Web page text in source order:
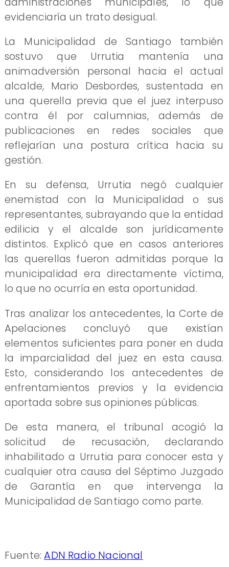
evidenciaría un trato desigual.
La Municipalidad de Santiago también
sostuvo que Urrutia mantenía una
animadversión personal hacia el actual
alcalde, Mario Desbordes, sustentada en
una querella previa que el juez interpuso
contra él por calumnias, además de
publicaciones en redes sociales que
reflejarían una postura crítica hacia su
gestión.
En su defensa, Urrutia negó cualquier
enemistad con la Municipalidad o sus
representantes, subrayando que la entidad
edilicia y el alcalde son jurídicamente
distintos. Explicó que en casos anteriores
las querellas fueron admitidas porque la
municipalidad era directamente víctima,
lo que no ocurría en esta oportunidad.
Tras analizar los antecedentes, la Corte de
Apelaciones concluyó que existían
elementos suficientes para poner en duda
la imparcialidad del juez en esta causa.
Esto, considerando los antecedentes de
enfrentamientos previos y la evidencia
aportada sobre sus opiniones públicas.
De esta manera, el tribunal acogió la
solicitud de recusación, declarando
inhabilitado a Urrutia para conocer esta y
cualquier otra causa del Séptimo Juzgado
de Garantía en que intervenga la
Municipalidad de Santiago como parte.
Fuente:ADN Radio Nacional